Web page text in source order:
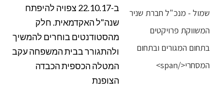
ב-22.10.17 צפויה להיפתח
שנה"ל האקדמאית. חלק
מהסטודנטים בוחרים להמשיך
ולהתגורר בבית המשפחה עקב
המטלה הכספית הכבדה
הצופנת